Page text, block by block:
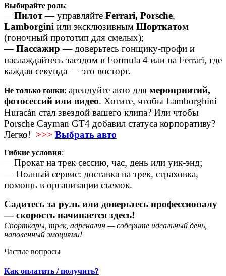
Выбирайте роль:
— Пилот— управляйте Ferrari, Porsche,
Lamborgini или эксклюзивным Шорткатом
(гоночный прототип для смелых);
—Пассажир — доверьтесь гонщику-профи и
наслаждайтесь заездом в Formula 4 или на Ferrari, где
каждая секунда — это восторг.
Не только гонки: арендуйте авто для мероприятий,
фотосессий или видео. Хотите, чтобы Lamborghini
Huracán стал звездой вашего клипа? Или чтобы
Porsche Cayman GT4 добавил статуса корпоративу?
Легко! >>> Выбрать авто
Гибкие условия:
— Прокат на трек сессию, час, день или уик-энд;
— Полный сервис: доставка на трек, страховка,
помощь в организации съемок.
Садитесь за руль или доверьтесь профессионалу
— скорость начинается здесь!
Спорткары, трек, адреналин — соберите идеальный день,
наполенный эмоциями!
Частые вопросы
Как оплатить / получить?